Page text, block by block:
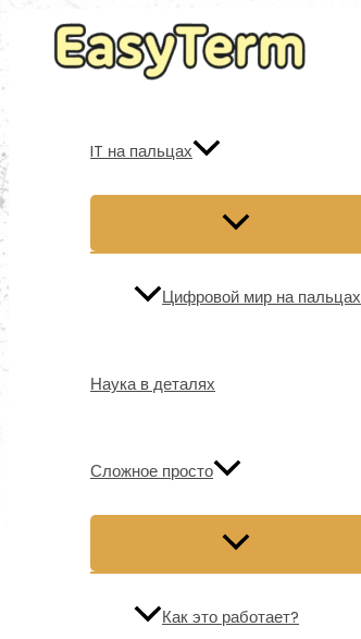
Перейти
содержимому
IT на пальцах
Цифровой мир на пальцах
Наука в деталях
Сложное просто
Как это работает?